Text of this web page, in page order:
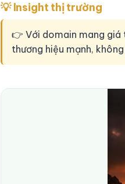
💡 Insight thị trường
👉 Với domain mang giá
thương hiệu mạnh,